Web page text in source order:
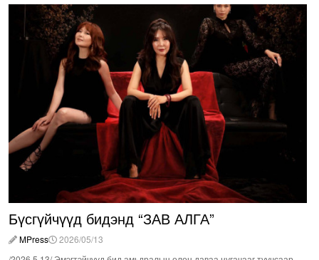
Бүсгүйчүүд бидэнд “ЗАВ АЛГА”
MPress
2026/05/13